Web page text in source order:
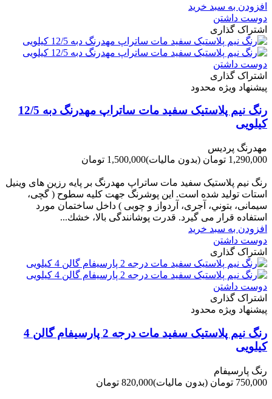
افزودن به سبد خرید
دوست داشتن
اشتراک گذاری
دوست داشتن
اشتراک گذاری
پیشنهاد ویژه محدود
رنگ نیم پلاستیک سفید مات ساتراپ مهدرنگ دبه 12/5
کیلویی
مهدرنگ پردیس
1,290,000 تومان
(بدون مالیات)1,500,000 تومان
رنگ نیم پلاستیک سفید مات ساتراپ مهدرنگ بر پایه رزین های وینیل
استات تولید شده است. این پوشرنگ جهت کلیه سطوح ( گچی،
سیمانی، بتوني، آجری، آردواز و چوبی ) داخل ساختمان مورد
استفاده قرار می گیرد. قدرت پوشانندگی بالا، خشك...
افزودن به سبد خرید
دوست داشتن
اشتراک گذاری
دوست داشتن
اشتراک گذاری
پیشنهاد ویژه محدود
رنگ نیم پلاستیک سفید مات درجه 2 پارسیفام گالن 4
کیلویی
رنگ پارسیفام
750,000 تومان
(بدون مالیات)820,000 تومان